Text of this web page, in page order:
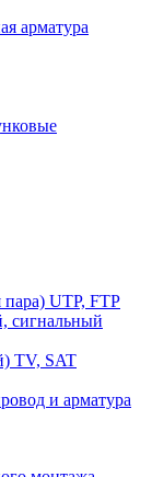
арматура
UTP, FTP
сигнальный
TV, SAT
и арматура